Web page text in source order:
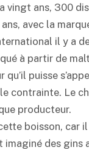
vingt ans, 300
avec la
il y a
à partir de
puisse
contrainte. Le
producteur.
boisson, car
des gins